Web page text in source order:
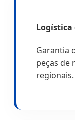
Logística
Garantia
peças de
regionais.